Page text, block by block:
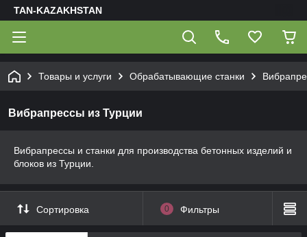
TAN-KAZAKHSTAN
Товары и услуги Обрабатывающие станки
Вибрапрессы из Турции
Вибрапрессы и станки для производства бетонных изделий и
блоков из Турции.
Сортировка 0 Фильтры